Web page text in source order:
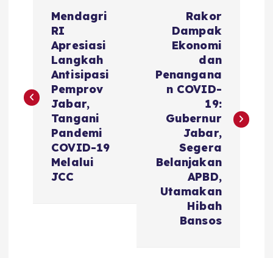
i
Mendagri
RI
Apresiasi
Langkah
Antisipasi
Pemprov
Jabar,
Tangani
Pandemi
COVID-19
Melalui
JCC
Rakor
Dampak
Ekonomi
dan
Penangana
n COVID-
19:
Gubernur
Jabar,
Segera
Belanjakan
APBD,
Utamakan
Hibah
Bansos